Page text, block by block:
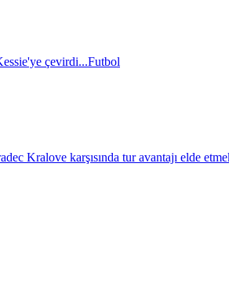
çevirdi...Futbol
Kralove karşısında tur avantajı elde